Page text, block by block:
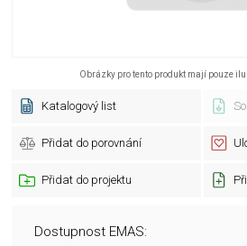
Obrázky pro tento produkt mají pouze
Katalogový list
Přidat do porovnání
Přidat do projektu
Dostupnost EMAS: